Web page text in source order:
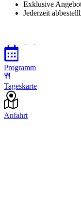
Exklusive
Jederzeit
Programm
Tageskarte
Anfahrt